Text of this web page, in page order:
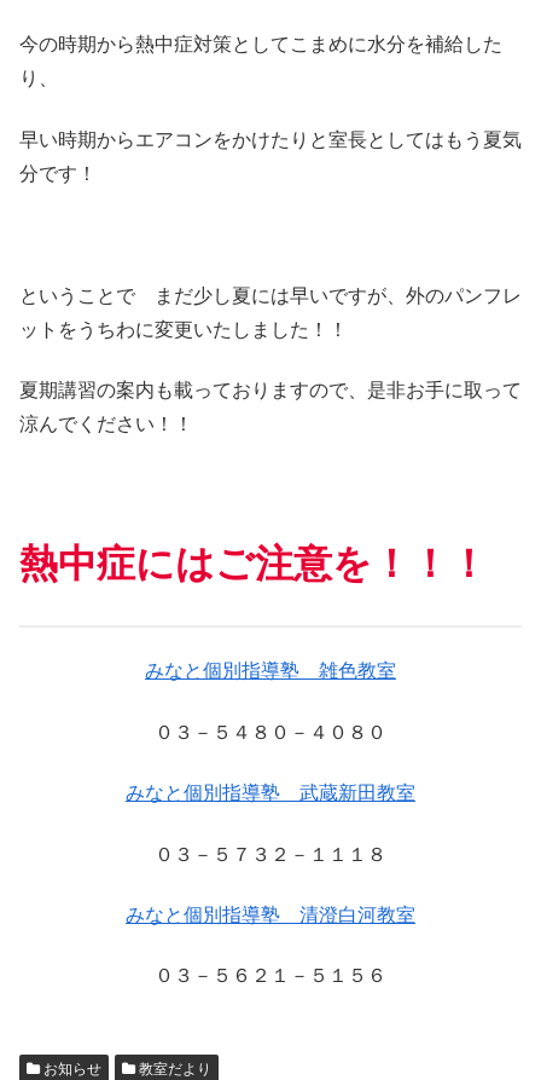
今の時期から熱中症対策としてこまめに水分を補給した
り、
早い時期からエアコンをかけたりと室長としてはもう夏気
分です！
ということで まだ少し夏には早いですが、外のパンフレ
ットをうちわに変更いたしました！！
夏期講習の案内も載っておりますので、是非お手に取って
涼んでください！！
熱中症にはご注意を！！！
みなと個別指導塾 雑色教室
０３－５４８０－４０８０
みなと個別指導塾 武蔵新田教室
０３－５７３２－１１１８
みなと個別指導塾 清澄白河教室
０３－５６２１－５１５６
お知らせ 教室だより